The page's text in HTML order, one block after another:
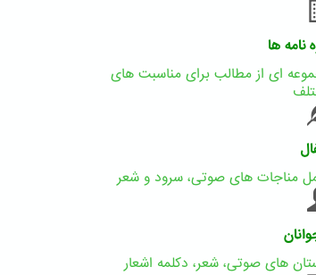
نامه ها
ای از مطالب برای مناسبت های
مناجات های صوتی، سرود و شعر
های صوتی، شعر، دکلمه اشعار